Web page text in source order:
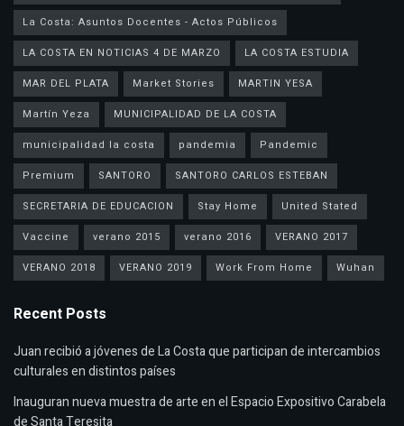
La Costa: Asuntos Docentes - Actos Públicos
LA COSTA EN NOTICIAS 4 DE MARZO
LA COSTA ESTUDIA
MAR DEL PLATA
Market Stories
MARTIN YESA
Martín Yeza
MUNICIPALIDAD DE LA COSTA
municipalidad la costa
pandemia
Pandemic
Premium
SANTORO
SANTORO CARLOS ESTEBAN
SECRETARIA DE EDUCACION
Stay Home
United Stated
Vaccine
verano 2015 verano 2016
VERANO 2017
VERANO 2018
VERANO 2019 Work From Home Wuhan
Recent Posts
Juan recibió a jóvenes de La Costa que participan de intercambios
culturales en distintos países
Inauguran nueva muestra de arte en el Espacio Expositivo Carabela
de Santa Teresita